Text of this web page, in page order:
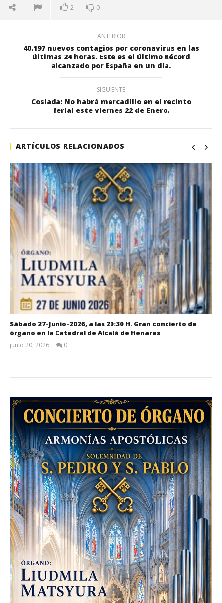
2 0
ANTERIOR
40.197 nuevos contagios por coronavirus en las
últimas 24 horas. Este es el último Récord
alcanzado por España en un día.
SIGUIENTE
Coslada: No habrá mercadillo en el recinto
ferial este viernes 22 de Enero.
ARTÍCULOS RELACIONADOS
Sábado 27-Junio-2026, a las 20:30 H. Gran concierto de
órgano en la Catedral de Alcalá de Henares
junio 20, 2026
0